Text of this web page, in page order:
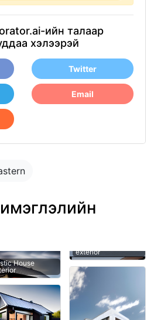
ийн талаар
хэлээрэй
Twitter
Email
House
exterior